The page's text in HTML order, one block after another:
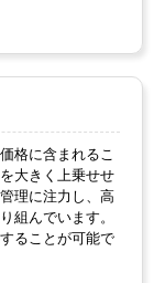
格に含まれるこ
大きく上乗せせ
理に注力し、高
組んでいます。
ることが可能で